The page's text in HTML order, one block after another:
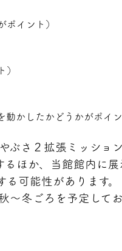
イント）
）
かしたかどうかがポイン
ぶさ２拡張ミッショ
るほか、当館館内に
る可能性があります。
～冬ごろを予定してお